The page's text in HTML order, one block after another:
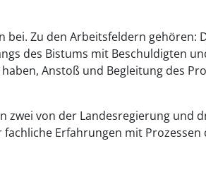
Zu den Arbeitsfeldern gehören:
des Bistums mit Beschuldigten
Anstoß und Begleitung des
zwei von der Landesregierung und
Erfahrungen mit